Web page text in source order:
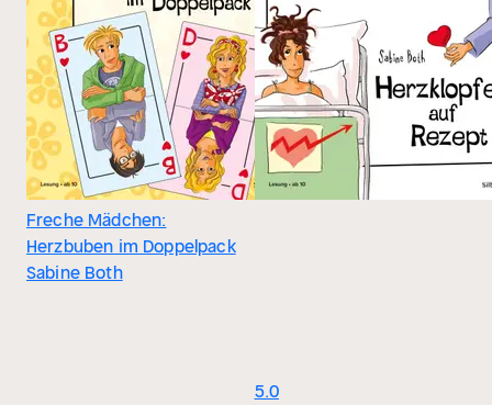
Freche Mädchen:
Herzbuben im Doppelpack
Sabine Both
5.0